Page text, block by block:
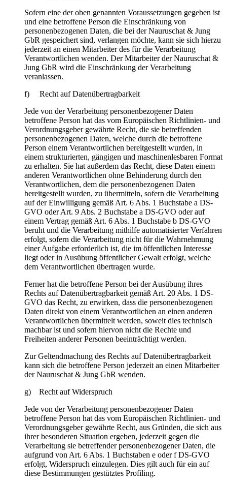
Sofern eine der oben genannten Voraussetzungen gegeben ist
und eine betroffene Person die Einschränkung von
personenbezogenen Daten, die bei der Nauruschat & Jung
GbR gespeichert sind, verlangen möchte, kann sie sich hierzu
jederzeit an einen Mitarbeiter des für die Verarbeitung
Verantwortlichen wenden. Der Mitarbeiter der Nauruschat &
Jung GbR wird die Einschränkung der Verarbeitung
veranlassen.
f) Recht auf Datenübertragbarkeit
Jede von der Verarbeitung personenbezogener Daten
betroffene Person hat das vom Europäischen Richtlinien- und
Verordnungsgeber gewährte Recht, die sie betreffenden
personenbezogenen Daten, welche durch die betroffene
Person einem Verantwortlichen bereitgestellt wurden, in
einem strukturierten, gängigen und maschinenlesbaren Format
zu erhalten. Sie hat außerdem das Recht, diese Daten einem
anderen Verantwortlichen ohne Behinderung durch den
Verantwortlichen, dem die personenbezogenen Daten
bereitgestellt wurden, zu übermitteln, sofern die Verarbeitung
auf der Einwilligung gemäß Art. 6 Abs. 1 Buchstabe a DS-
GVO oder Art. 9 Abs. 2 Buchstabe a DS-GVO oder auf
einem Vertrag gemäß Art. 6 Abs. 1 Buchstabe b DS-GVO
beruht und die Verarbeitung mithilfe automatisierter Verfahren
erfolgt, sofern die Verarbeitung nicht für die Wahrnehmung
einer Aufgabe erforderlich ist, die im öffentlichen Interesse
liegt oder in Ausübung öffentlicher Gewalt erfolgt, welche
dem Verantwortlichen übertragen wurde.
Ferner hat die betroffene Person bei der Ausübung ihres
Rechts auf Datenübertragbarkeit gemäß Art. 20 Abs. 1 DS-
GVO das Recht, zu erwirken, dass die personenbezogenen
Daten direkt von einem Verantwortlichen an einen anderen
Verantwortlichen übermittelt werden, soweit dies technisch
machbar ist und sofern hiervon nicht die Rechte und
Freiheiten anderer Personen beeinträchtigt werden.
Zur Geltendmachung des Rechts auf Datenübertragbarkeit
kann sich die betroffene Person jederzeit an einen Mitarbeiter
der Nauruschat & Jung GbR wenden.
g) Recht auf Widerspruch
Jede von der Verarbeitung personenbezogener Daten
betroffene Person hat das vom Europäischen Richtlinien- und
Verordnungsgeber gewährte Recht, aus Gründen, die sich aus
ihrer besonderen Situation ergeben, jederzeit gegen die
Verarbeitung sie betreffender personenbezogener Daten, die
aufgrund von Art. 6 Abs. 1 Buchstaben e oder f DS-GVO
erfolgt, Widerspruch einzulegen. Dies gilt auch für ein auf
diese Bestimmungen gestütztes Profiling.